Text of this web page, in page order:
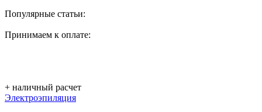
Популярные статьи:
Принимаем к оплате:
+ наличный расчет
Электроэпиляция